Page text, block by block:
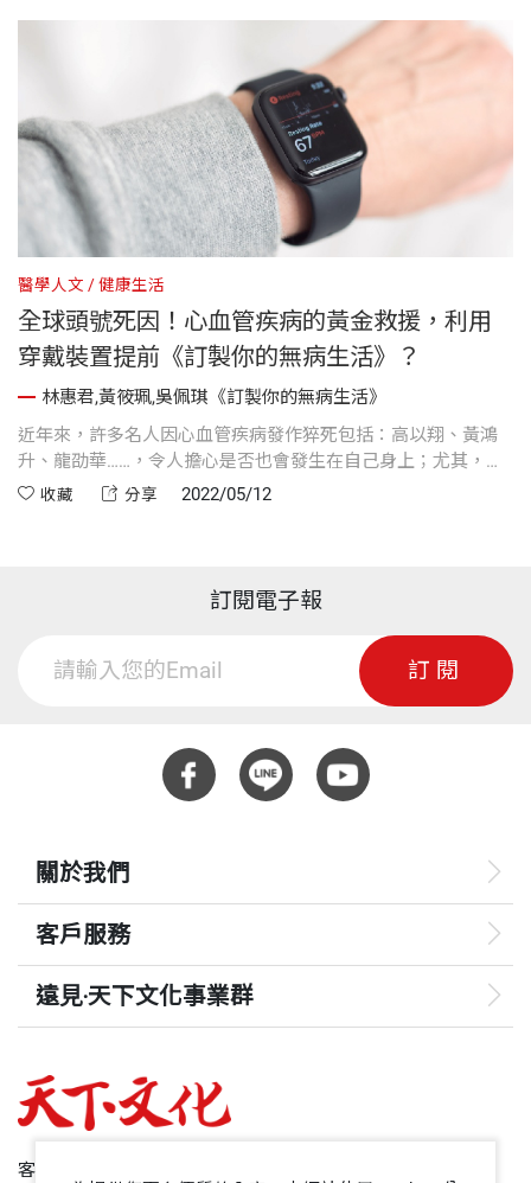
醫學人文 健康生活
全球頭號死因！心血管疾病的黃金救援，利用
穿戴裝置提前《訂製你的無病生活》？
林惠君,黃筱珮,吳佩琪《訂製你的無病生活》
近年來，許多名人因心血管疾病發作猝死包括：高以翔、黃鴻
升、龍劭華……，令人擔心是否也會發生在自己身上；尤其，心
因性猝死往往來勢洶洶，常造成立即的生命威脅，究竟有沒有
收藏 分享 2022/05/12
訂閱電子報
訂閱
關於我們
客戶服務
遠見‧天下文化事業群
哈佛商業評論
客服專線：+886 2 2662-0012